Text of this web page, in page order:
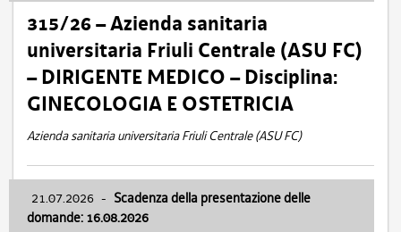
315/26 – Azienda sanitaria
universitaria Friuli Centrale (ASU FC)
– DIRIGENTE MEDICO – Disciplina:
GINECOLOGIA E OSTETRICIA
Azienda sanitaria universitaria Friuli Centrale (ASU FC)
21.07.2026 - Scadenza della presentazione delle
domande: 16.08.2026